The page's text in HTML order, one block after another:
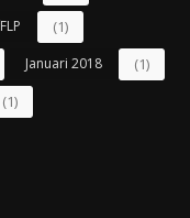
(1)
Januari 2018 (1)
(1)